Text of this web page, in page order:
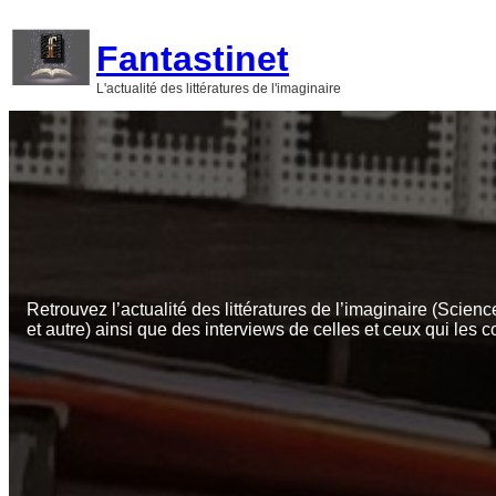
contenu
Fantastinet
L'actualité des littératures de l'imaginaire
Retrouvez l’actualité des littératures de l’imaginaire
et autre) ainsi que des interviews de celles et ceux qui les